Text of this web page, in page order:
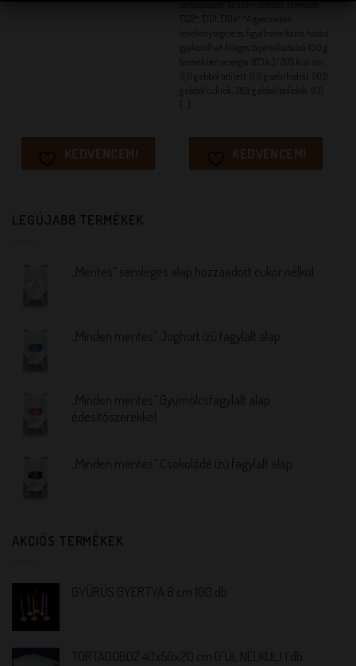
KEDVENCEM!
E122*, E101, E104* *A gyermekek
tevékenységére és figyelmére káros hatást
termékben energia: 873 kJ/ 205 kcal zsír:
0,0 g ebből telített: 0,0 g szénhidrát: 50,8
g ebből cukrok: 36,9 g ebből poliolok: 0,0
KEDVENCEM!
LEGÚJABB TERMÉKEK
„Mentes” semleges alap hozzáadott cukor nélkül
„Minden mentes” Joghurt ízű fagylalt alap
„Minden mentes” Gyümölcsfagylalt alap
édesítőszerekkel
„Minden mentes” Csokoládé ízű fagylalt alap
AKCIÓS TERMÉKEK
GYŰRŰS GYERTYA 8 cm 100 db
TORTADOBOZ 40x50x20 cm (FÜL NÉLKÜL) 1 db